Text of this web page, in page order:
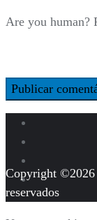
Are you human?
Copyright ©2026
reservados